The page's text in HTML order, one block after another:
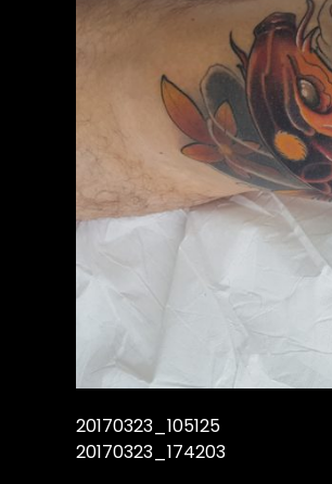
20170323_105125
20170323_174203